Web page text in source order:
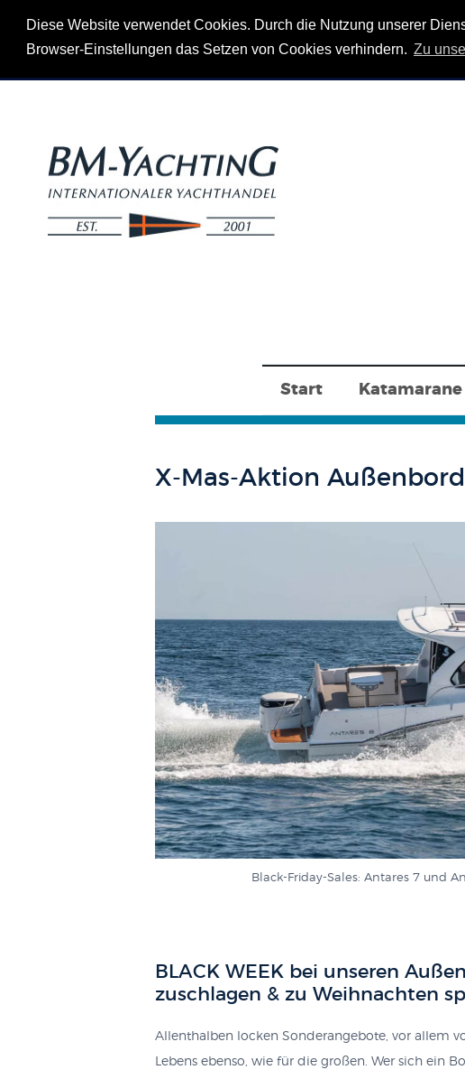
Diese Website verwendet Cookies. Durch die Nutzung unserer
Browser-Einstellungen das Setzen von Cookies verhindern. Zu
Start Katamarane
X-Mas-Aktion
Black-Friday-Sales: Antares 7 und
BLACK WEEK bei unseren
zuschlagen & zu Weihnachten
Allenthalben locken Sonderangebote, vor allem
Lebens ebenso, wie für die großen. Wer sich ein